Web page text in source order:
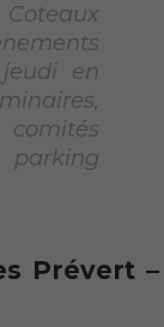
en
Prévert –